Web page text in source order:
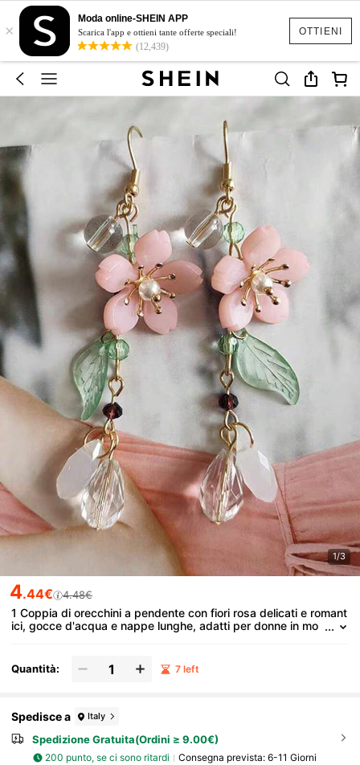
OTTIENI
×
Moda online-SHEIN APP
Scarica l'app e ottieni tante offerte speciali!
(12,439)
1/3
4.44€ 4.48€
1 Coppia di orecchini a pendente con fiori rosa delicati e romant
ici, gocce d'acqua e nappe lunghe, adatti per donne in mo
Quantità: 7 left
Spedisce a Italy
Spedizione Gratuita(Ordini ≥ 9.00€)
200 punto, se ci sono ritardi Consegna prevista: 6-11 Giorni